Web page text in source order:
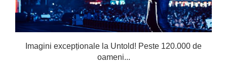
Imagini excepționale la Untold! Peste 120.000 de
oameni...